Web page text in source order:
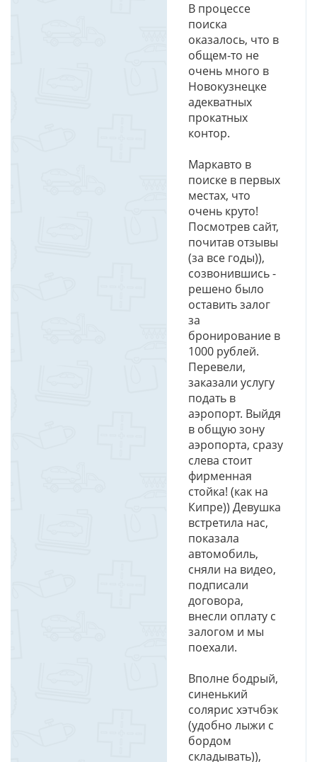
В процессе
поиска
оказалось, что в
общем-то не
очень много в
Новокузнецке
адекватных
прокатных
контор.
Маркавто в
поиске в первых
местах, что
очень круто!
Посмотрев сайт,
почитав отзывы
(за все годы)),
созвонившись -
решено было
оставить залог
за
бронирование в
1000 рублей.
Перевели,
заказали услугу
подать в
аэропорт. Выйдя
в общую зону
аэропорта, сразу
слева стоит
фирменная
стойка! (как на
Кипре)) Девушка
встретила нас,
показала
автомобиль,
сняли на видео,
подписали
договора,
внесли оплату с
залогом и мы
поехали.
Вполне бодрый,
синенький
солярис хэтчбэк
(удобно лыжи с
бордом
складывать)),